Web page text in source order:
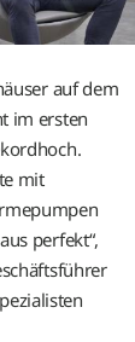
auf dem
im ersten
mit
perfekt“,